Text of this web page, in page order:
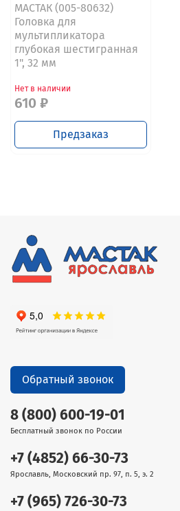
МАСТАК (005-80632)
Головка для
мультипликатора
глубокая шестигранная
1", 32 мм
Нет в наличии
610 ₽
Предзаказ
8 (800) 600-19-01
Бесплатный звонок по России
+7 (4852) 66-30-73
Ярославль, Московский пр. 97, п. 5, э. 2
+7 (965) 726-30-73
Обратный звонок